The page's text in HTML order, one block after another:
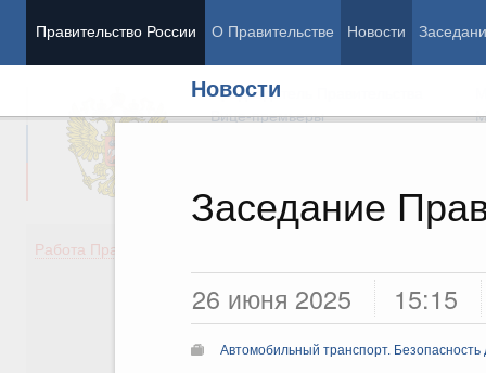
Правительство России О Правительстве Новости
Новости
Заседание
26 июня 2025 15:15
Автомобильный транспорт.
Председатель Правительства
Вице-премьеры
Работа Правительства
Здоровье
Образование
Культура
Общество
Государство